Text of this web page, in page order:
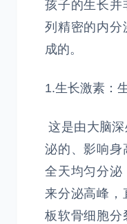
孩子的生长并
列精密的内分
成的。
1.生长激素：
这是由大脑
泌的、影响身
全天均匀分泌
来分泌高峰，
板软骨细胞分